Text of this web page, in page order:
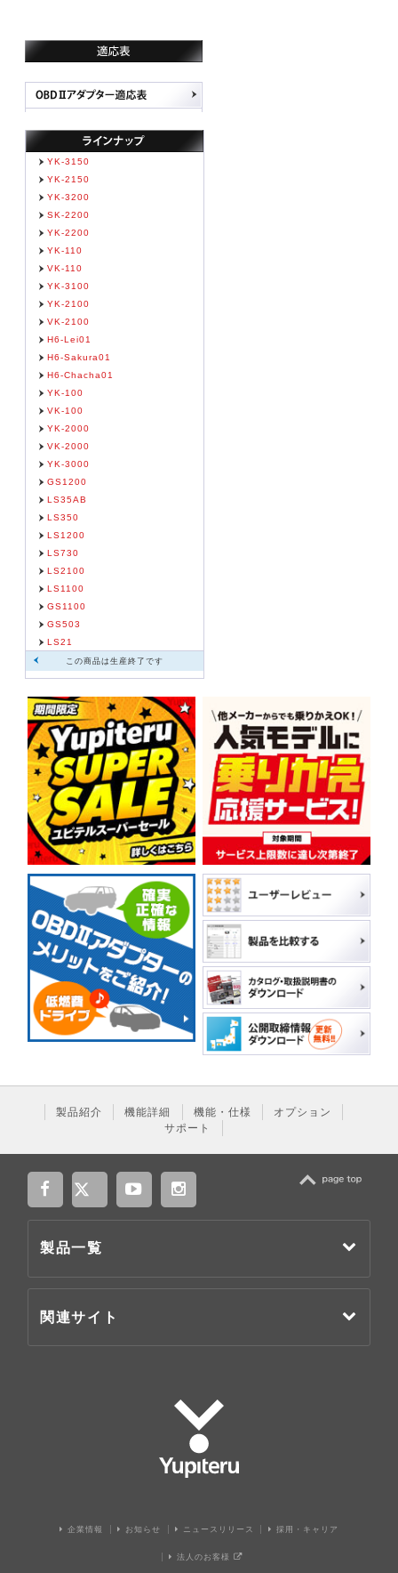
YK-3150
YK-2150
YK-3200
SK-2200
YK-2200
YK-110
VK-110
YK-3100
YK-2100
VK-2100
H6-Lei01
H6-Sakura01
H6-Chacha01
YK-100
VK-100
YK-2000
VK-2000
YK-3000
GS1200
LS35AB
LS350
LS1200
LS730
LS2100
LS1100
GS1100
GS503
LS21
この商品は生産終了です
製品紹介 機能詳細 機能・仕様
オプション
サポート
製品一覧
関連サイト
企業情報 お知らせ ニュースリリース 採用・キャリア
法人のお客様